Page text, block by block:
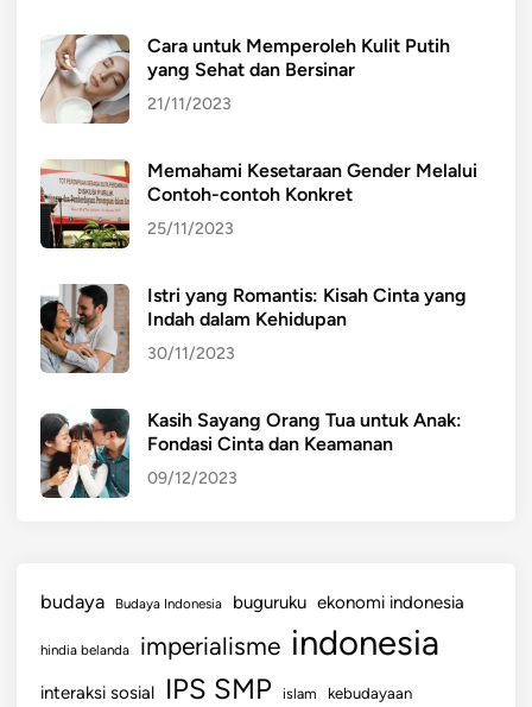
Cara untuk Memperoleh Kulit Putih
yang Sehat dan Bersinar
21/11/2023
Memahami Kesetaraan Gender Melalui
Contoh-contoh Konkret
25/11/2023
Istri yang Romantis: Kisah Cinta yang
Indah dalam Kehidupan
30/11/2023
Kasih Sayang Orang Tua untuk Anak:
Fondasi Cinta dan Keamanan
09/12/2023
budaya Budaya Indonesia buguruku ekonomi indonesia
hindia belanda imperialisme indonesia
interaksi sosial IPS SMP islam kebudayaan